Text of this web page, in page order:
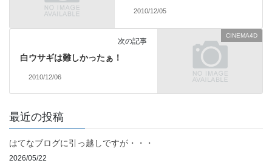
2010/12/05
CINEMA4D
次の記事
白ウサギは難しかったぁ！
2010/12/06
最近の投稿
はてなブログに引っ越しですが・・・
2026/05/22